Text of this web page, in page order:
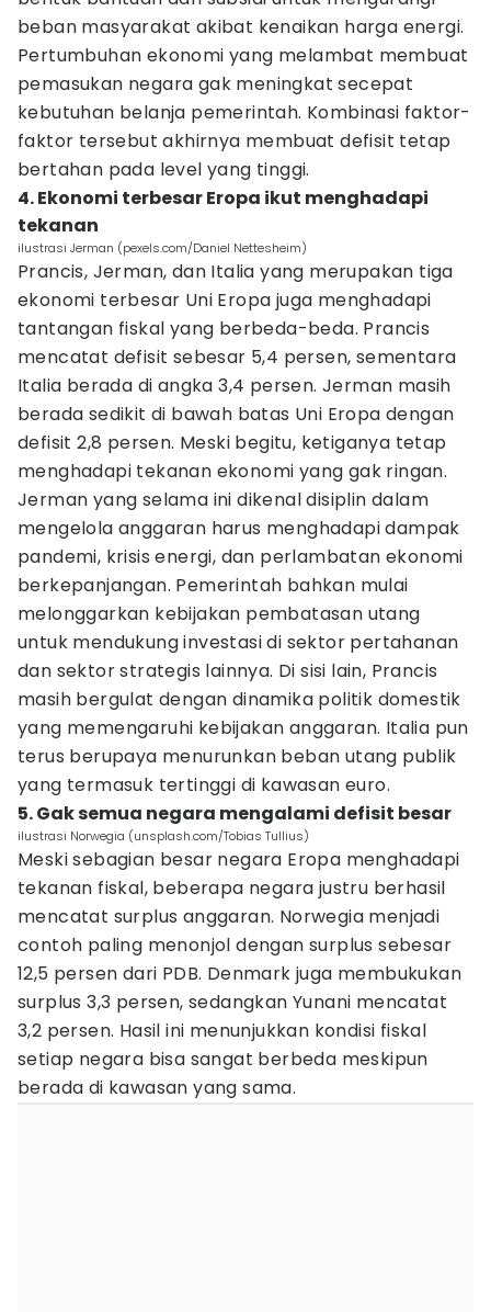
beban masyarakat akibat kenaikan harga energi.
Pertumbuhan ekonomi yang melambat membuat
pemasukan negara gak meningkat secepat
kebutuhan belanja pemerintah. Kombinasi faktor-
faktor tersebut akhirnya membuat defisit tetap
bertahan pada level yang tinggi.
4. Ekonomi terbesar Eropa ikut menghadapi
tekanan
ilustrasi Jerman (pexels.com/Daniel Nettesheim)
Prancis, Jerman, dan Italia yang merupakan tiga
ekonomi terbesar Uni Eropa juga menghadapi
tantangan fiskal yang berbeda-beda. Prancis
mencatat defisit sebesar 5,4 persen, sementara
Italia berada di angka 3,4 persen. Jerman masih
berada sedikit di bawah batas Uni Eropa dengan
defisit 2,8 persen. Meski begitu, ketiganya tetap
menghadapi tekanan ekonomi yang gak ringan.
Jerman yang selama ini dikenal disiplin dalam
mengelola anggaran harus menghadapi dampak
pandemi, krisis energi, dan perlambatan ekonomi
berkepanjangan. Pemerintah bahkan mulai
melonggarkan kebijakan pembatasan utang
untuk mendukung investasi di sektor pertahanan
dan sektor strategis lainnya. Di sisi lain, Prancis
masih bergulat dengan dinamika politik domestik
yang memengaruhi kebijakan anggaran. Italia pun
terus berupaya menurunkan beban utang publik
yang termasuk tertinggi di kawasan euro.
5. Gak semua negara mengalami defisit besar
ilustrasi Norwegia (unsplash.com/Tobias Tullius)
Meski sebagian besar negara Eropa menghadapi
tekanan fiskal, beberapa negara justru berhasil
mencatat surplus anggaran. Norwegia menjadi
contoh paling menonjol dengan surplus sebesar
12,5 persen dari PDB. Denmark juga membukukan
surplus 3,3 persen, sedangkan Yunani mencatat
3,2 persen. Hasil ini menunjukkan kondisi fiskal
setiap negara bisa sangat berbeda meskipun
berada di kawasan yang sama.